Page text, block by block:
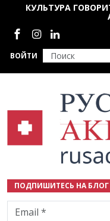
Перейти к основному
ВОЙТИ
КУЛЬТУРА
Социальные сети
ПОДПИШИТЕСЬ НА БЛОГ
Email